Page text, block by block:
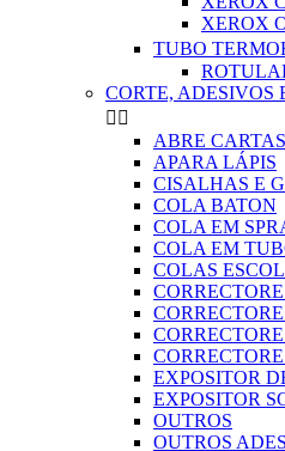
XEROX
TUBO
CORTE, ADESIVOS
 
ABRE CARTAS
APARA LÁPIS
CISALHAS E
COLA BATON
COLA EM
COLA EM
COLAS
EXPOSITOR
EXPOSITOR
OUTROS
OUTROS